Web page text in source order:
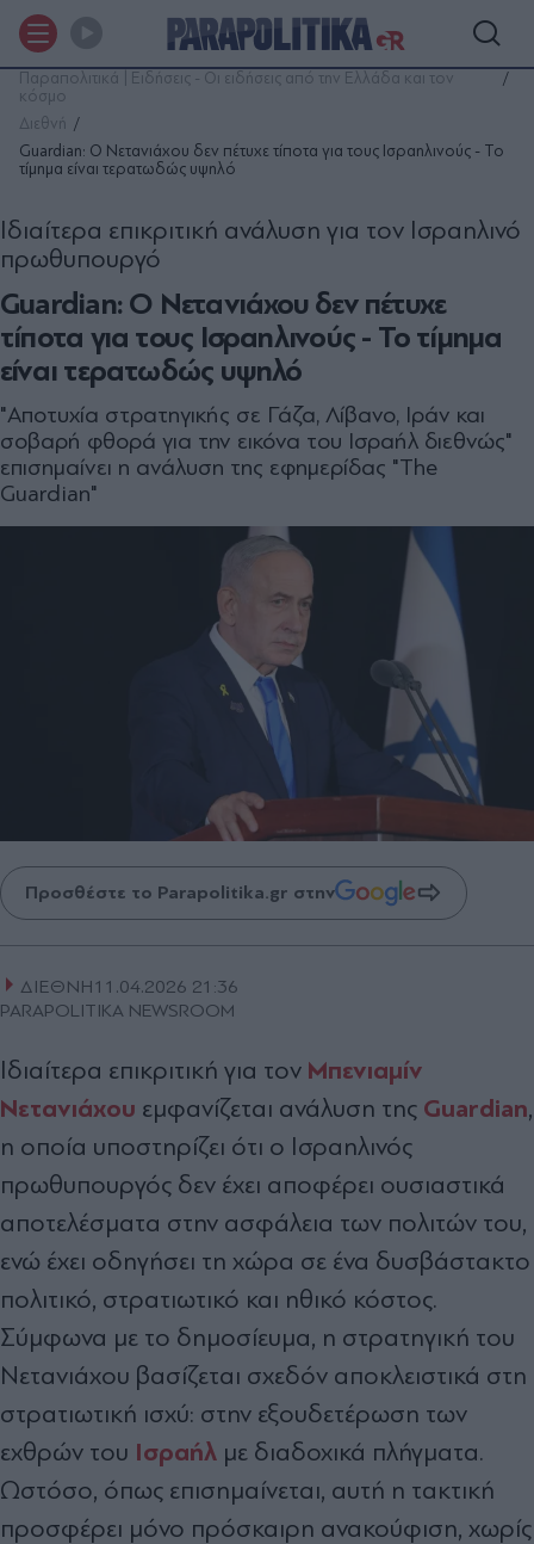
Παραπολιτικά | Ειδήσεις - Οι ειδήσεις από την Ελλάδα και τον
κόσμο
Διεθνή
Guardian: Ο Νετανιάχου δεν πέτυχε τίποτα για τους Ισραηλινούς - Το
τίμημα είναι τερατωδώς υψηλό
Guardian: Ο Νετανιάχου δεν πέτυχε
τίποτα για τους Ισραηλινούς - Το τίμημα
είναι τερατωδώς υψηλό
Ιδιαίτερα επικριτική ανάλυση για τον Ισραηλινό
πρωθυπουργό
"Αποτυχία στρατηγικής σε Γάζα, Λίβανο, Ιράν και
σοβαρή φθορά για την εικόνα του Ισραήλ διεθνώς"
επισημαίνει η ανάλυση της εφημερίδας "The
Guardian"
Προσθέστε το Parapolitika.gr στην
ΔΙΕΘΝΗ11.04.2026 21:36
PARAPOLITIKA NEWSROOM
Ιδιαίτερα επικριτική για τον Μπενιαμίν
Νετανιάχου εμφανίζεται ανάλυση της Guardian,
η οποία υποστηρίζει ότι ο Ισραηλινός
πρωθυπουργός δεν έχει αποφέρει ουσιαστικά
αποτελέσματα στην ασφάλεια των πολιτών του,
ενώ έχει οδηγήσει τη χώρα σε ένα δυσβάστακτο
πολιτικό, στρατιωτικό και ηθικό κόστος.
Σύμφωνα με το δημοσίευμα, η στρατηγική του
Νετανιάχου βασίζεται σχεδόν αποκλειστικά στη
στρατιωτική ισχύ: στην εξουδετέρωση των
εχθρών του Ισραήλ με διαδοχικά πλήγματα.
Ωστόσο, όπως επισημαίνεται, αυτή η τακτική
προσφέρει μόνο πρόσκαιρη ανακούφιση, χωρίς